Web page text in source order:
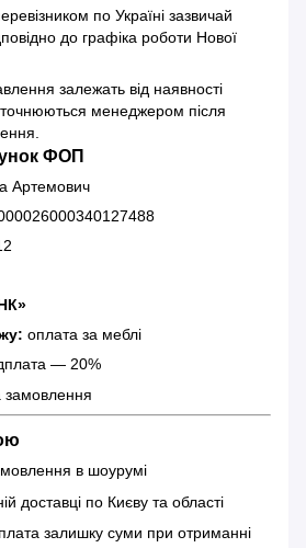
по Україні зазвичай
до графіка роботи Нової
залежать від наявності
менеджером після
ФОП
Артемович
оплата за меблі
— 20%
замовлення
в шоурумі
доставці по Києву та області
залишку суми при отриманні